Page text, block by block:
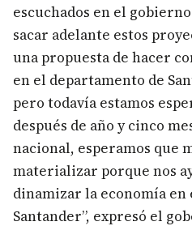
escuchados en el
sacar adelante estos
una propuesta de hacer
en el departamento de
pero todavía estamos
después de año y cinco
nacional, esperamos que
materializar porque nos
dinamizar la economía
Santander”, expresó el